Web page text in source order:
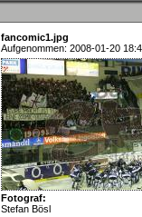
fancomic1.jpg
Aufgenommen: 2008-01-20
Fotograf:
Stefan Bösl